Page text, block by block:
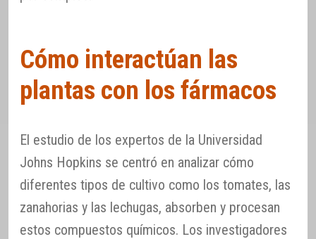
Cómo interactúan las
plantas con los fármacos
El estudio de los expertos de la Universidad
Johns Hopkins se centró en analizar cómo
diferentes tipos de cultivo como los tomates, las
zanahorias y las lechugas, absorben y procesan
estos compuestos químicos. Los investigadores